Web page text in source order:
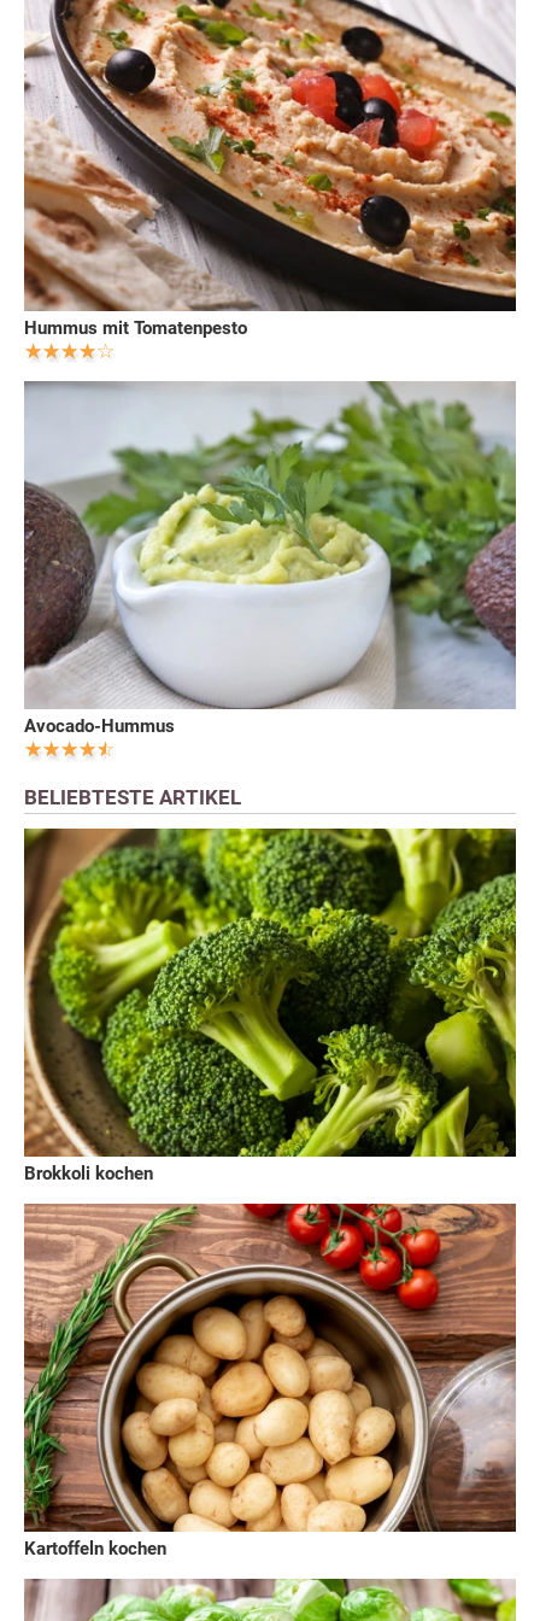
Hummus mit Tomatenpesto
Avocado-Hummus
BELIEBTESTE ARTIKEL
Brokkoli kochen
Kartoffeln kochen